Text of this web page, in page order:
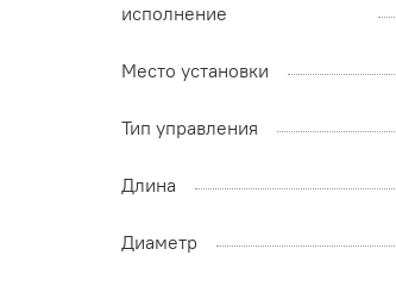
исполнение
Место установки
Тип управления
Длина
Диаметр